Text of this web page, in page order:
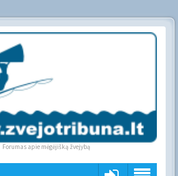
Forumas apie mėgėjišką žvejybą